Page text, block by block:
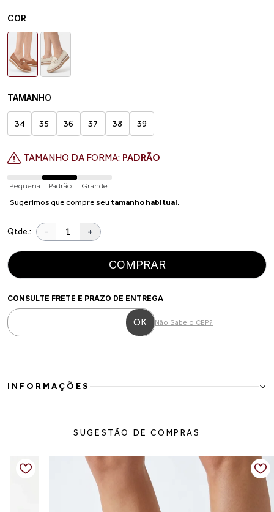
COR
TAMANHO
34 35 36 37 38 39
TAMANHO DA FORMA: PADRÃO
Pequena Padrão
Grande
Sugerimos que compre seu tamanho habitual.
Qtde.: - +
COMPRAR
CONSULTE FRETE E PRAZO DE ENTREGA
Não Sabe o CEP?
INFORMAÇÕES
Para a mulher moderna que busca conforto com um toque de
sofisticação no dia a dia. Esse mocassim em couro combina leveza e
sem perder a praticidade. A palmilha termoconformada, feita com
insumos reciclados, proporciona mais conforto ao caminhar
enquanto também contribui para escolhas mais conscientes. O
detalhe metálico finaliza o visual com elegância e versatilidade.
SUGESTÃO DE COMPRAS